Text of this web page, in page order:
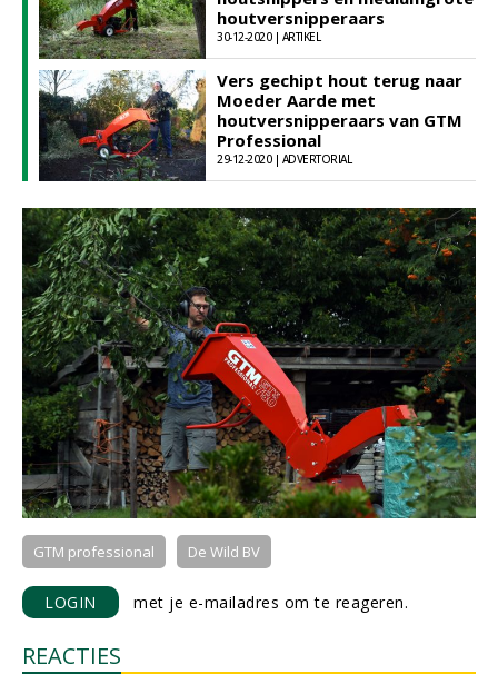
houtversnipperaars
30-12-2020 | ARTIKEL
Vers gechipt hout terug naar
Moeder Aarde met
houtversnipperaars van GTM
Professional
29-12-2020 | ADVERTORIAL
GTM professional De Wild BV
LOGIN met je e-mailadres om te reageren.
REACTIES